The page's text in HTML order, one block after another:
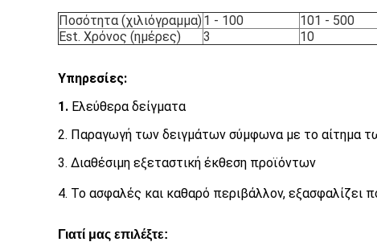
Ποσότητα (χιλιόγραμμα)1 - 100 101 - 500
Est. Χρόνος (ημέρες)
3 10
Υπηρεσίες:
1. Ελεύθερα δείγματα
2. Παραγωγή των δειγμάτων σύμφωνα με το αίτημα
3. Διαθέσιμη εξεταστική έκθεση προϊόντων
4. Το ασφαλές και καθαρό περιβάλλον, εξασφαλίζει
Γιατί μας επιλέξτε: